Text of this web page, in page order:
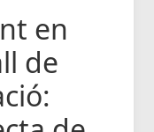
en
de